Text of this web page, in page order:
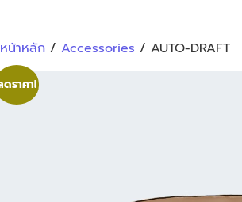
หน้าหลัก / Accessories / AUTO-DRAFT
ดราคา!